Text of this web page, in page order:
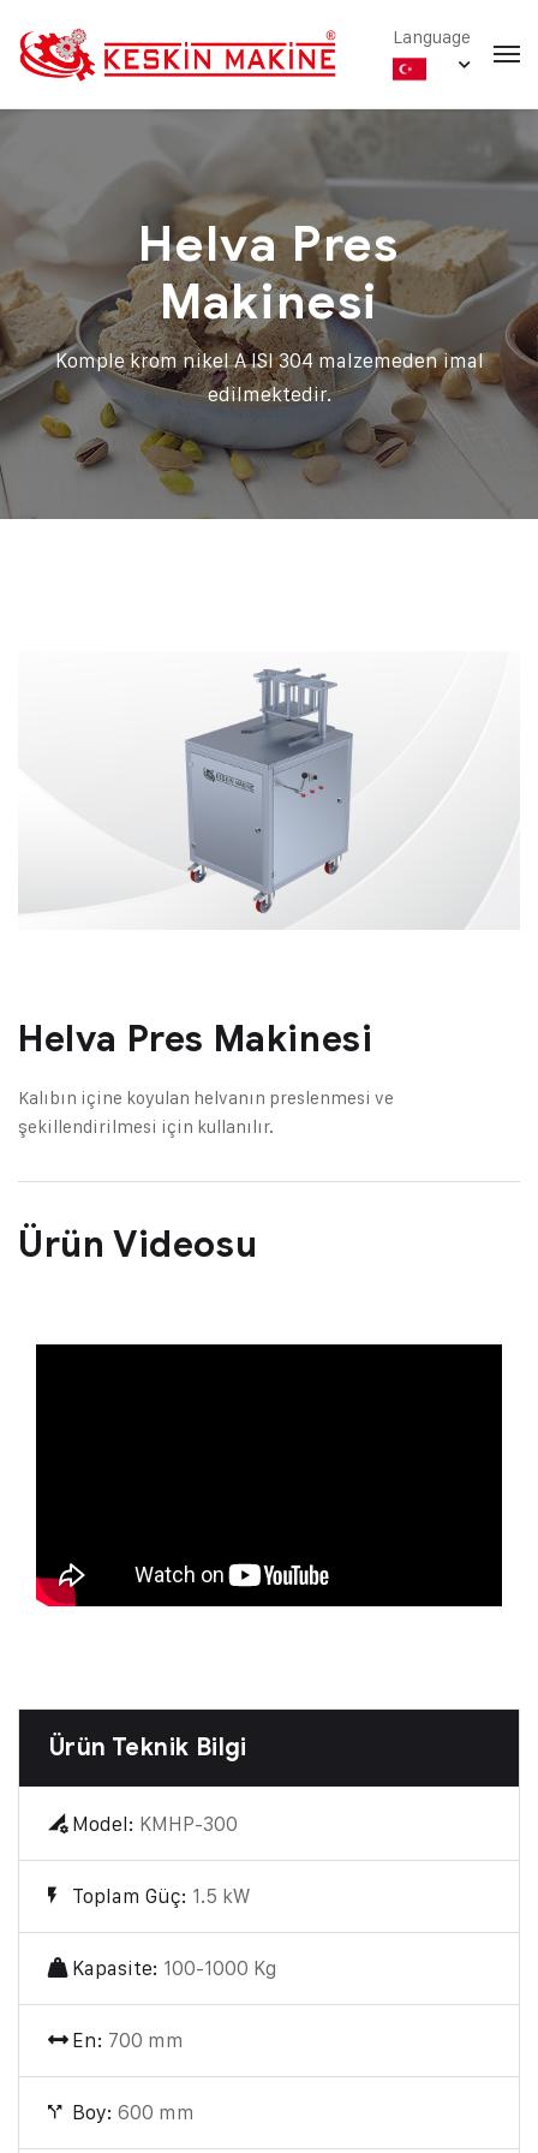
Language
Helva Pres
Makinesi
Komple krom nikel A ISI 304 malzemeden imal
edilmektedir.
Ürün Teknik Bilgi
Model: KMHP-300
Toplam Güç: 1.5 kW
Kapasite: 100-1000 Kg
En: 700 mm
Boy: 600 mm
Helva Pres Makinesi
Kalıbın içine koyulan helvanın preslenmesi ve
şekillendirilmesi için kullanılır.
Ürün Videosu